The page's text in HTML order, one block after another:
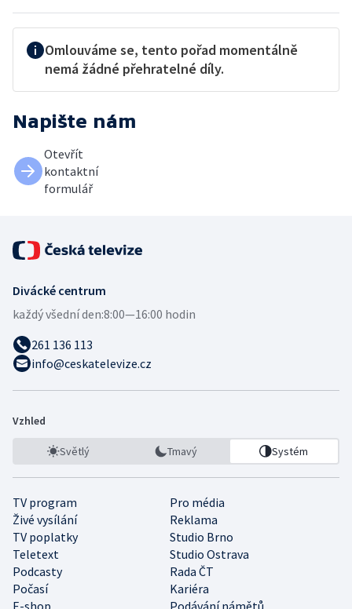
Omlouváme se, tento pořad momentálně
nemá žádné přehratelné díly.
Napište nám
Otevřít
kontaktní
formulář
Divácké centrum
každý všední den:8:00—16:00 hodin
261 136 113
info@ceskatelevize.cz
Vzhled
Světlý Tmavý Systém
TV program
Pro média
Živé vysílání
Reklama
TV poplatky
Studio Brno
Teletext
Studio Ostrava
Podcasty
Rada ČT
Počasí
Kariéra
E-shop
Podávání námětů